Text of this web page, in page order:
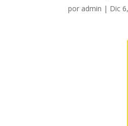
por admin | Dic